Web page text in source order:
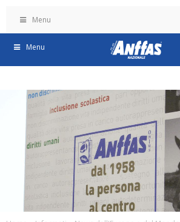
Menu
Menu